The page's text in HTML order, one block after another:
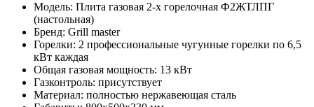
Модель: Плита газовая 2-х горелочная Ф2ЖТЛПГ
(настольная)
Бренд: Grill master
Горелки: 2 профессиональные чугунные горелки по 6,5
кВт каждая
Общая газовая мощность: 13 кВт
Газконтроль: присутствует
Материал: полностью нержавеющая сталь